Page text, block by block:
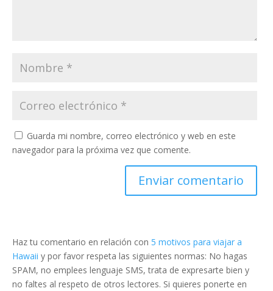
Guarda mi nombre, correo electrónico y web en este
navegador para la próxima vez que comente.
Haz tu comentario en relación con 5 motivos para viajar a
Hawaii y por favor respeta las siguientes normas: No hagas
SPAM, no emplees lenguaje SMS, trata de expresarte bien y
no faltes al respeto de otros lectores. Si quieres ponerte en